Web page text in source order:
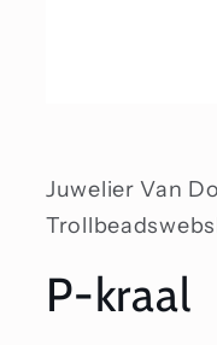
modaal
Juwelier Van
P-kraal